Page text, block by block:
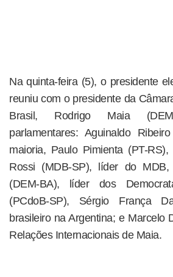
Na quinta-feira (5), o presidente
reuniu com o presidente da
Brasil, Rodrigo Maia
parlamentares: Aguinaldo
maioria, Paulo Pimienta (PT-
Rossi (MDB-SP), líder do MDB,
(DEM-BA), líder dos
(PCdoB-SP), Sérgio França
brasileiro na Argentina; e Marcelo
Relações Internacionais de Maia.